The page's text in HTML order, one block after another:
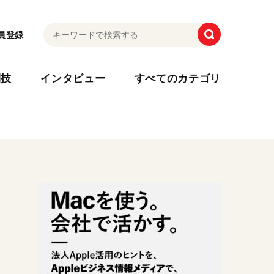
登録
インタビュー すべてのカテゴリ